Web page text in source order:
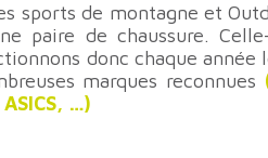
sports de montagne et
paire de chaussure.
donc chaque
marques reconnues
…)